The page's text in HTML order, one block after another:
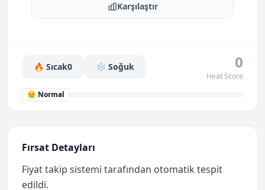
Karşılaştır
🔥 Sıcak0 ❄️ Soğuk 0
Heat Score
😐 Normal
Fırsat Detayları
Fiyat takip sistemi tarafından otomatik tespit
edildi.